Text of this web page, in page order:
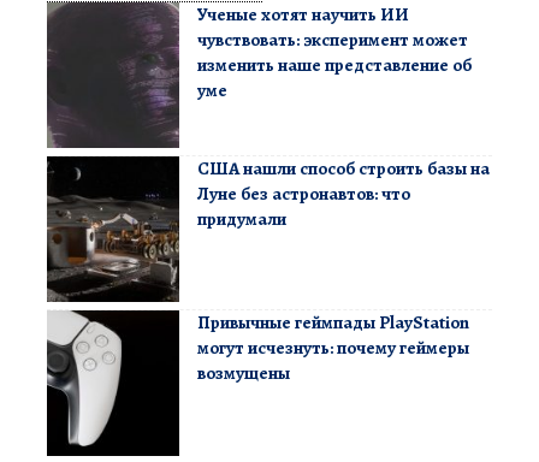
Ученые хотят научить ИИ
чувствовать: эксперимент может
изменить наше представление об
уме
США нашли способ строить базы на
Луне без астронавтов: что
придумали
Привычные геймпады PlayStation
могут исчезнуть: почему геймеры
возмущены